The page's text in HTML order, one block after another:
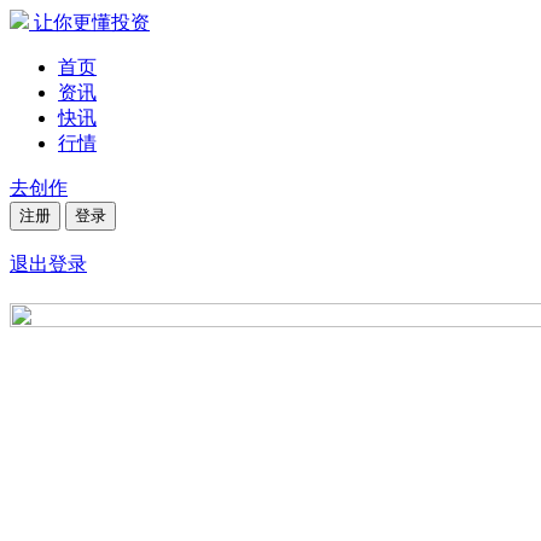
让你更懂投资
首页
资讯
快讯
行情
去创作
注册 登录
退出登录